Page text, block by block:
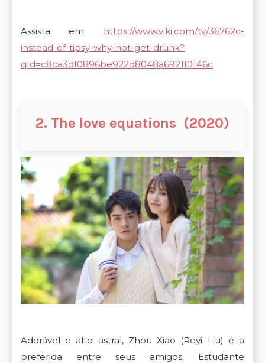
Assista em:
https://www.viki.com/tv/36762c-
instead-of-tipsy-why-not-get-drunk?
qId=c8ca3df0896be922d8048a6921f0146c
2. The love equations (2020)
Adorável e alto astral, Zhou Xiao (Reyi Liu) é a
preferida entre seus amigos. Estudante